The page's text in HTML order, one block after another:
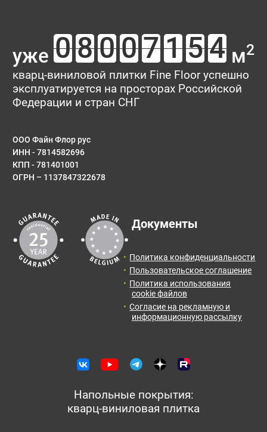
уже м2
кварц-виниловой плитки Fine Floor успешно
эксплуатируется на просторах Российской
Федерации и стран СНГ
ООО Файн Флор рус
ИНН - 7814582696
КПП - 781401001
ОГРН – 1137847322678
Документы
Политика конфиденциальности
Пользовательское соглашение
Политика использования
cookie файлов
Согласие на рекламную и
информационную рассылку
Напольные покрытия:
кварц-виниловая плитка